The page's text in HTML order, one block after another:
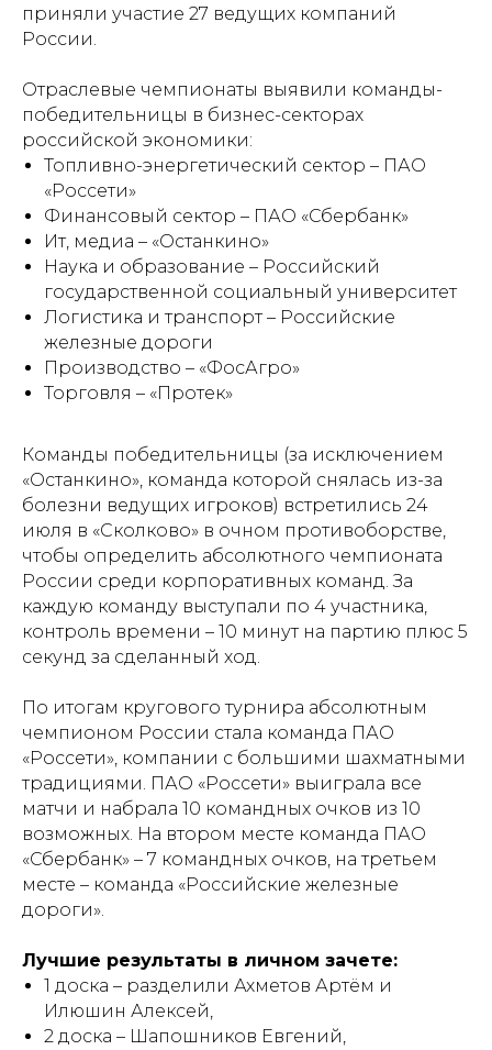
приняли участие 27 ведущих компаний
России.
Отраслевые чемпионаты выявили команды-
победительницы в бизнес-секторах
российской экономики:
Топливно-энергетический сектор – ПАО
«Россети»
Финансовый сектор – ПАО «Сбербанк»
Ит, медиа – «Останкино»
Наука и образование – Российский
государственной социальный университет
Логистика и транспорт – Российские
железные дороги
Производство – «ФосАгро»
Торговля – «Протек»
Команды победительницы (за исключением
«Останкино», команда которой снялась из-за
болезни ведущих игроков) встретились 24
июля в «Сколково» в очном противоборстве,
чтобы определить абсолютного чемпионата
России среди корпоративных команд. За
каждую команду выступали по 4 участника,
контроль времени – 10 минут на партию плюс 5
секунд за сделанный ход.
По итогам кругового турнира абсолютным
чемпионом России стала команда ПАО
«Россети», компании с большими шахматными
традициями. ПАО «Россети» выиграла все
матчи и набрала 10 командных очков из 10
возможных. На втором месте команда ПАО
«Сбербанк» – 7 командных очков, на третьем
месте – команда «Российские железные
дороги».
Лучшие результаты в личном зачете:
1 доска – разделили Ахметов Артём и
Илюшин Алексей,
2 доска – Шапошников Евгений,